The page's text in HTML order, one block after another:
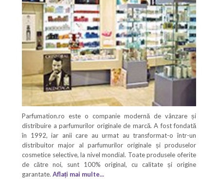
Parfumation.ro este o companie modernă de vânzare și
distribuire a parfumurilor originale de marcă. A fost fondată
în 1992, iar anii care au urmat au transformat-o într-un
distribuitor major al parfumurilor originale și produselor
cosmetice selective, la nivel mondial. Toate produsele oferite
de către noi, sunt 100% original, cu calitate și origine
garantate. Aflați mai multe...